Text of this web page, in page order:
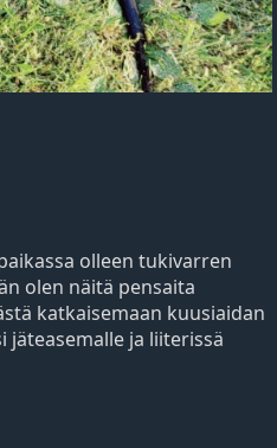
olleen tukivarren
olen näitä pensaita
katkaisemaan kuusiaidan
jäteasemalle ja liiterissä